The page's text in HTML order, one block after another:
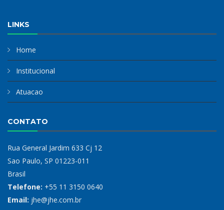
LINKS
Home
Institucional
Atuacao
CONTATO
Rua General Jardim 633 Cj 12
Sao Paulo, SP 01223-011
Brasil
Telefone: +55 11 3150 0640
Email: jhe@jhe.com.br